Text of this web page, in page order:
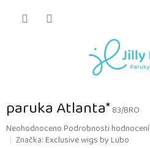
paruka Atlanta*83/BRO
Průměrné
hodnocení
NeohodnocenoPodrobnosti hodnocení
Značka:Exclusive wigs by Lubo